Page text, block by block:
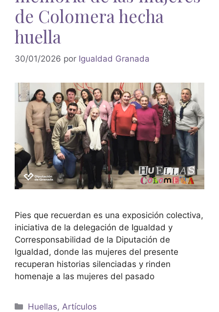
de Colomera hecha
huella
30/01/2026 por Igualdad Granada
Pies que recuerdan es una exposición colectiva,
iniciativa de la delegación de Igualdad y
Corresponsabilidad de la Diputación de
Igualdad, donde las mujeres del presente
recuperan historias silenciadas y rinden
homenaje a las mujeres del pasado
Huellas, Artículos